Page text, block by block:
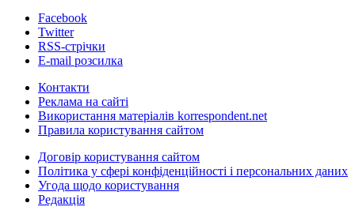
Facebook
Twitter
RSS-стрічки
E-mail розсилка
Контакти
Реклама на сайті
Використання матеріалів korrespondent.net
Правила користування сайтом
Договір користування сайтом
Політика у сфері конфіденційності і персональних даних
Угода щодо користування
Редакція